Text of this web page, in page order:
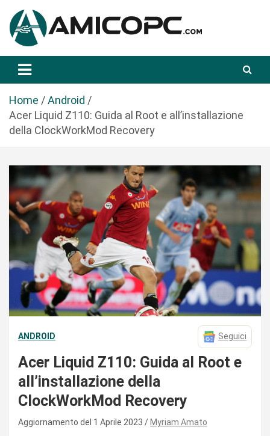
a
Amicopc.com
Home
Android
Acer Liquid Z110: Guida al Root e all’installazione
della ClockWorkMod Recovery
ANDROID Seguici
Acer Liquid Z110: Guida al Root e
all’installazione della
ClockWorkMod Recovery
Aggiornamento del 1 Aprile 2023 Myriam Amato